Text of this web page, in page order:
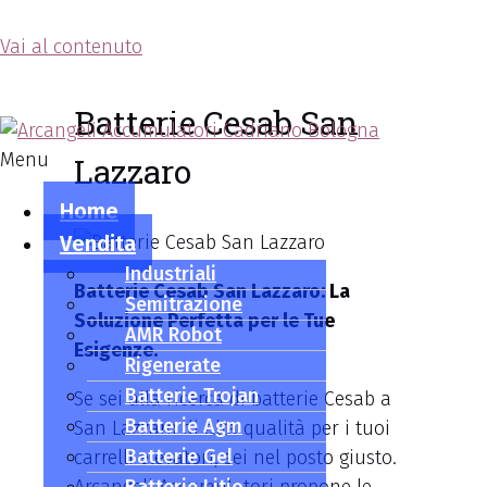
Vai al contenuto
Menu
Home
Vendita
Industriali
Semitrazione
AMR Robot
Rigenerate
Batterie Trojan
Batterie Agm
Batterie Gel
Batterie Cesab San
Lazzaro
Batterie Cesab San Lazzaro: La
Soluzione Perfetta per le Tue
Esigenze.
Se sei alla ricerca di batterie Cesab a
San Lazzaro di alta qualità per i tuoi
carrelli elevatori, sei nel posto giusto.